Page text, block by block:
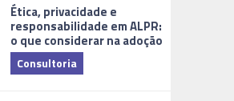
Ética, privacidade e
responsabilidade em ALPR:
o que considerar na adoção
Consultoria